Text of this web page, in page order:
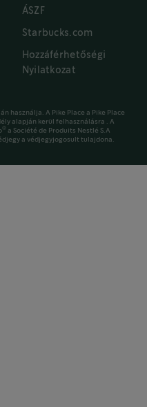
ÁSZF
Starbucks.com
Hozzáférhetőségi
Nyilatkozat
használja. A Pike Place a Pike Place
alapján kerül felhasználásra . A
a Société de Produits Nestlé S.A
a védjegyjogosult tulajdona.